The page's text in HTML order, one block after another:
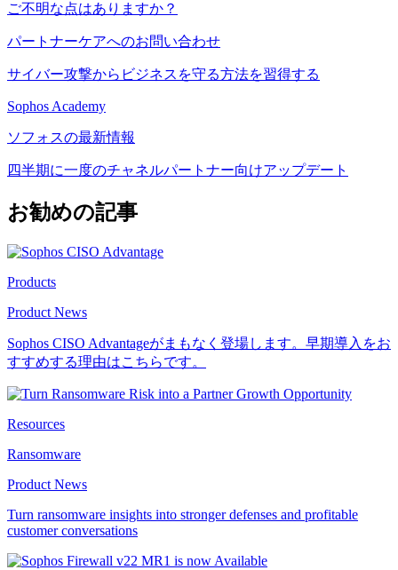
ご不明な点はありますか？
パートナーケアへのお問い合わせ
サイバー攻撃からビジネスを守る方法を習得する
Sophos Academy
ソフォスの最新情報
四半期に一度のチャネルパートナー向けアップデート
お勧めの記事
Products
Product News
Sophos CISO Advantageがまもなく登場します。早期導入をお
すすめする理由はこちらです。
Resources
Ransomware
Product News
Turn ransomware insights into stronger defenses and profitable
customer conversations